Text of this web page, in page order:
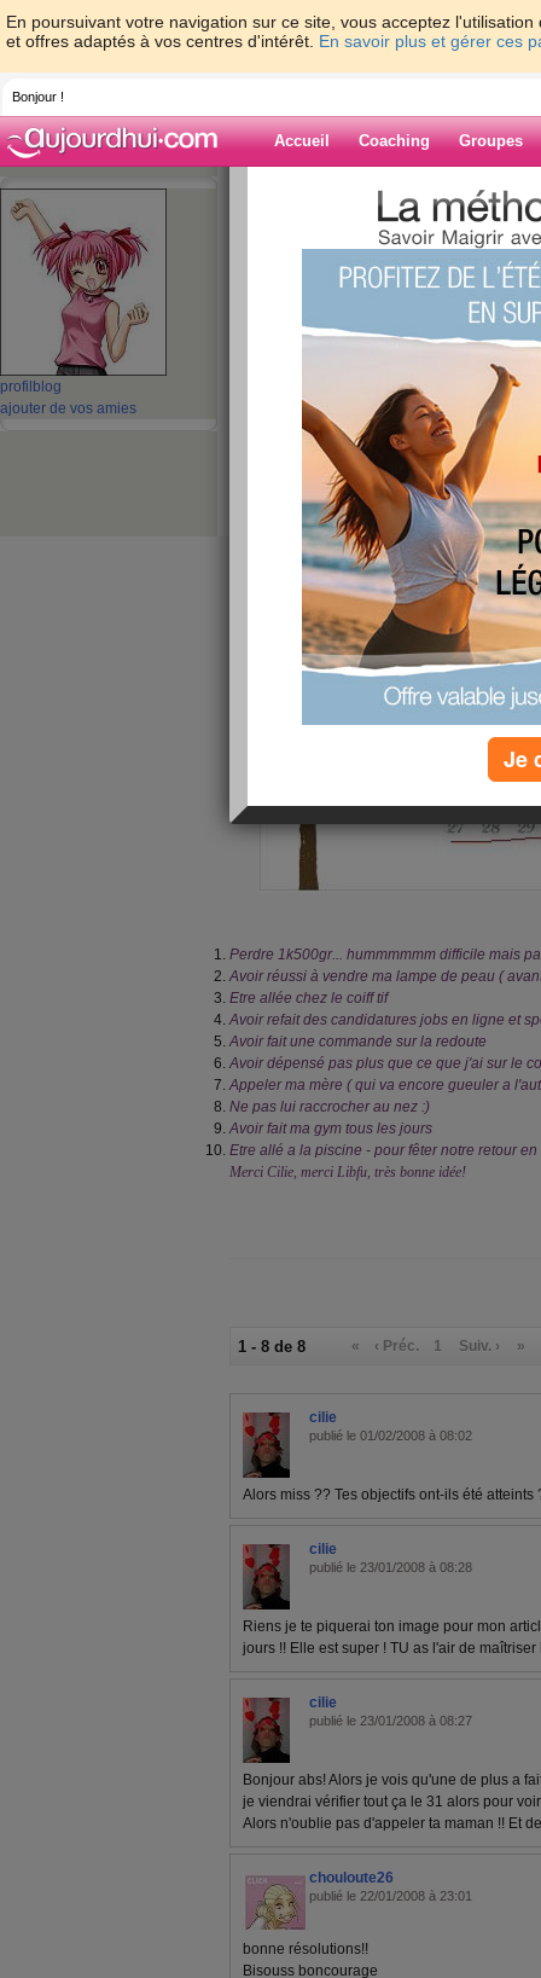
En poursuivant votre navigation sur ce site, vous acceptez
et offres adaptés à vos centres d'intérêt. En savoir plus et gérer ces
Bonjour !
Accueil Coaching Groupes
profil blog
ajouter de vos amies
> > 10 jours - 10
Blog de abs
10 jours - 10
Perdre 1k500gr... hummmmmm difficile mais
Avoir réussi à vendre ma lampe de peau (
Etre allée chez le coiff tif
Avoir refait des candidatures jobs en ligne et
Avoir fait une commande sur la redoute
Avoir dépensé pas plus que ce que j'ai sur le
Appeler ma mère ( qui va encore gueuler a
Ne pas lui raccrocher au nez :)
Avoir fait ma gym tous les jours
Etre allé a la piscine - pour fêter notre retour en
Merci Cilie, merci Libfu, très bonne idée!
1 - 8 de 8 « ‹ Préc. 1 Suiv. › »
cilie
publié le 01/02/2008 à 08:02
Alors miss ?? Tes objectifs ont-ils été
cilie
publié le 23/01/2008 à 08:28
Riens je te piquerai ton image pour mon
jours !! Elle est super ! TU as l'air de
cilie
publié le 23/01/2008 à 08:27
Bonjour abs! Alors je vois qu'une de plus a
je viendrai vérifier tout ça le 31 alors pour
Alors n'oublie pas d'appeler ta maman !! Et
chouloute26
publié le 22/01/2008 à 23:01
bonne résolutions!!
Bisouss boncourage
Je